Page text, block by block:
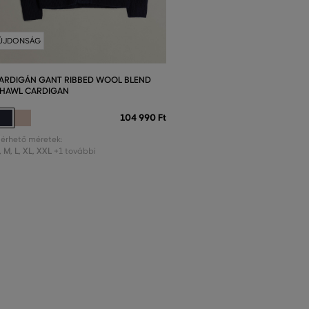
GANT RIBBED WOOL BLEND
CARDIGAN
104 990 Ft
méretek:
, M, L, XL, XXL +1 további